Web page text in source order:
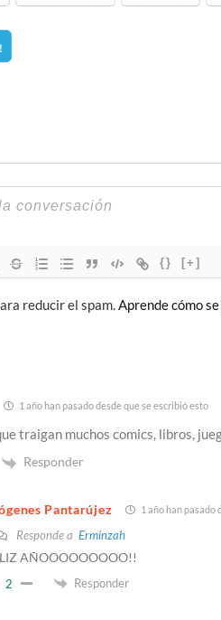
{} [+]
reducir el spam.Aprende cómo
1 año han pasado desde que se escribió esto
traigan muchos comics, libros,
Responder
Pantarújez 1 año han pasado
Responde a Erminzah
AÑOOOOOOOOO!!
2 Responder